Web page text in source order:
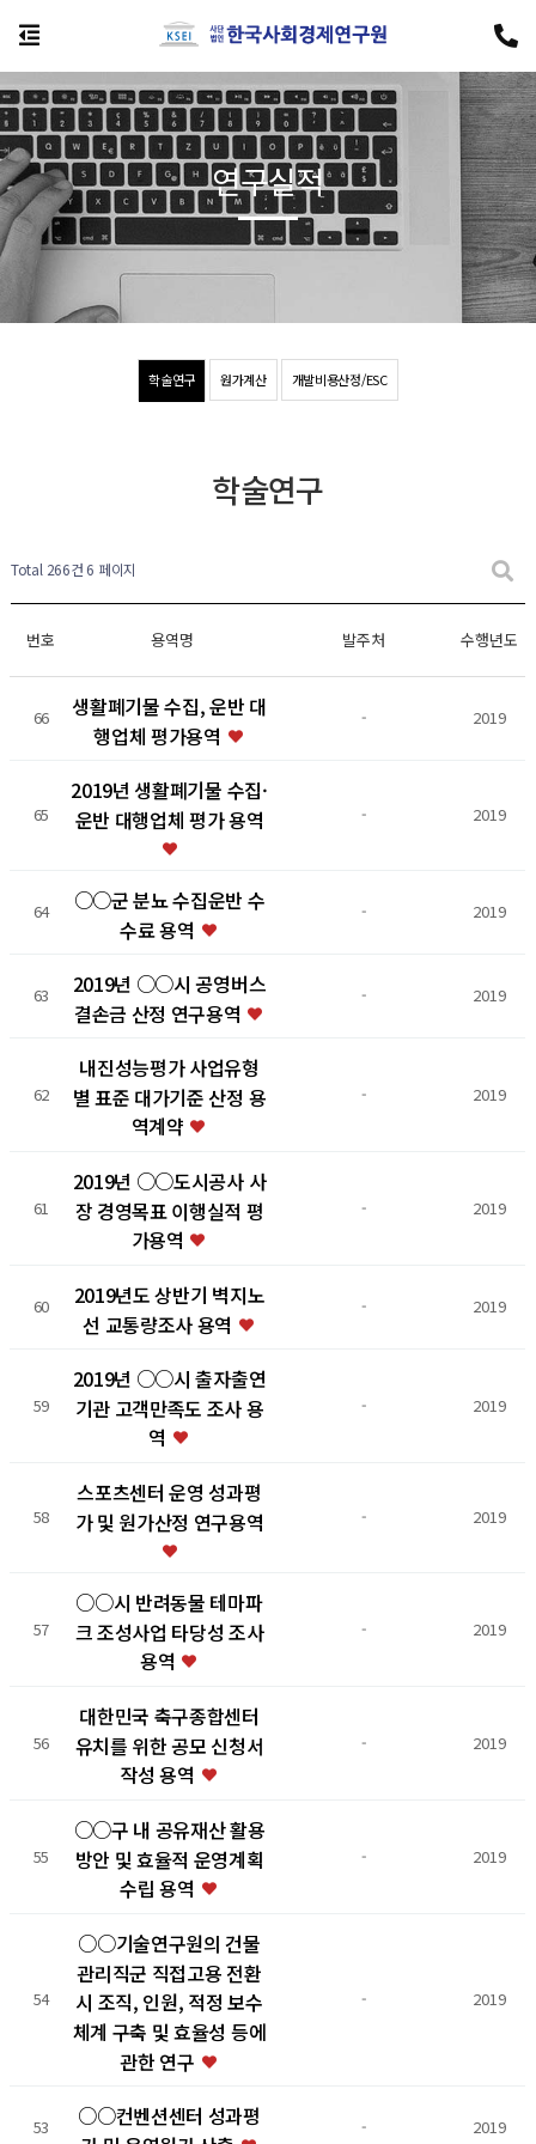
학술연구 원가계산 개발비용산정/ESC
연구실적
학술연구
Total 266건 6 페이지
번호 용역명 발주처 수행년도
66
생활폐기물 수집, 운반 대
행업체 평가용역
- 2019
65
2019년 생활폐기물 수집·
운반 대행업체 평가 용역
- 2019
64
○○군 분뇨 수집운반 수
수료 용역
- 2019
63
2019년 ○○시 공영버스
결손금 산정 연구용역
- 2019
62
내진성능평가 사업유형
별 표준 대가기준 산정 용
역계약
- 2019
61
2019년 ○○도시공사 사
장 경영목표 이행실적 평
가용역
- 2019
60
2019년도 상반기 벽지노
선 교통량조사 용역
- 2019
59
2019년 ○○시 출자출연
기관 고객만족도 조사 용
역
- 2019
58
스포츠센터 운영 성과평
가 및 원가산정 연구용역
- 2019
57
○○시 반려동물 테마파
크 조성사업 타당성 조사
용역
- 2019
56
대한민국 축구종합센터
유치를 위한 공모 신청서
작성 용역
- 2019
55
○○구 내 공유재산 활용
방안 및 효율적 운영계획
수립 용역
- 2019
54
○○기술연구원의 건물
관리직군 직접고용 전환
시 조직, 인원, 적정 보수
체계 구축 및 효율성 등에
관한 연구
- 2019
53
○○컨벤션센터 성과평
- 2019